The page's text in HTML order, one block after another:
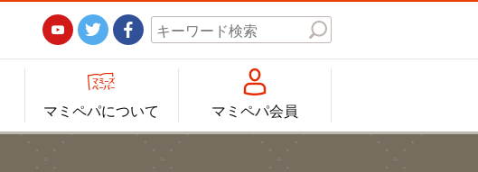
  

マミペパについて

マミペパ会員